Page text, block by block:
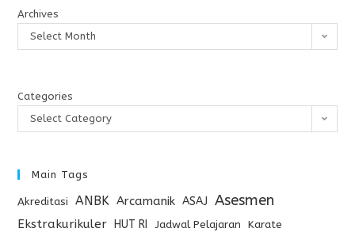
Archives
Select Month
Categories
Select Category
Main Tags
Akreditasi ANBK Arcamanik ASAJ Asesmen
Ekstrakurikuler HUT RI Jadwal Pelajaran Karate